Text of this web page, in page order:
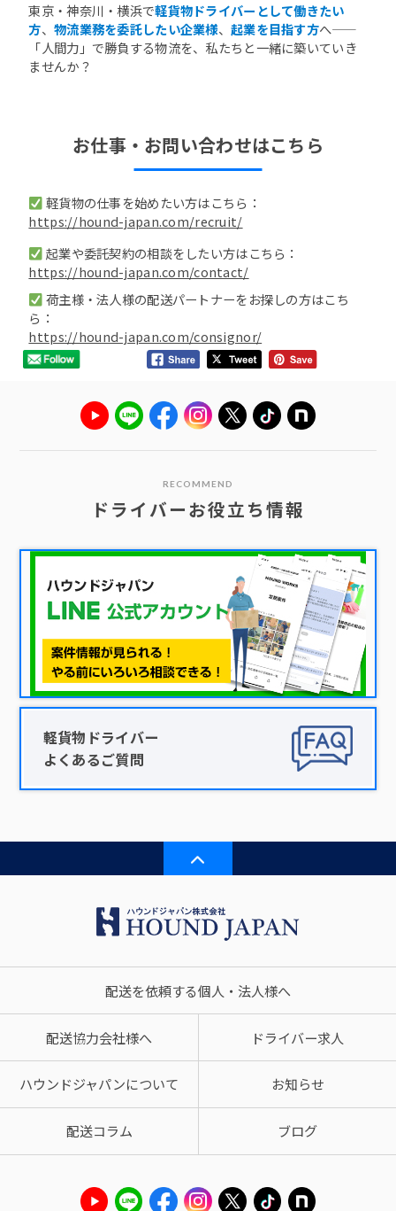
東京・神奈川・横浜で軽貨物ドライバーとして働きたい
方、 物流業務を委託したい企業様、起業を目指す方へ——
「人間力」で勝負する物流を、私たちと一緒に築いていき
ませんか？
お仕事・お問い合わせはこちら
軽貨物の仕事を始めたい方はこちら：
https://hound-japan.com/recruit/
起業や委託契約の相談をしたい方はこちら：
https://hound-japan.com/contact/
荷主様・法人様の配送パートナーをお探しの方はこち
ら：
https://hound-japan.com/consignor/
RECOMMEND
ドライバーお役立ち情報
軽貨物ドライバー
よくあるご質問
配送を依頼する個人・法人様へ
配送協力会社様へ ドライバー求人
ハウンドジャパンについて お知らせ
配送コラム ブログ